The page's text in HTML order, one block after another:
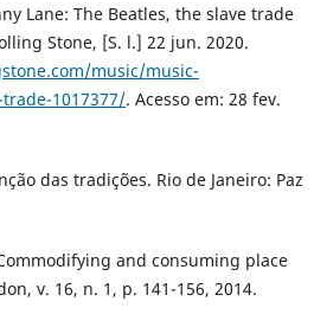
Lane: The Beatles, the slave trade
Stone, [S. l.] 22 jun. 2020.
music/music-
1017377/. Acesso em: 28 fev.
das tradições. Rio de Janeiro: Paz
and consuming place
v. 16, n. 1, p. 141-156, 2014.